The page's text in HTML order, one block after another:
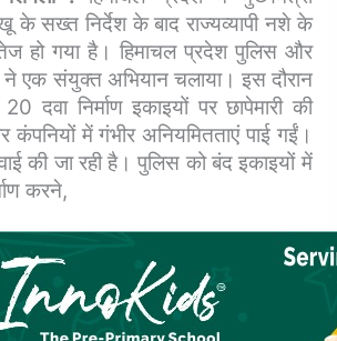
के सख्त निर्देश के बाद राज्यव्यापी नशे के
हो गया है। हिमाचल प्रदेश पुलिस और
ने एक संयुक्त अभियान चलाया। इस दौरान
दवा निर्माण इकाइयों पर छापेमारी की
में गंभीर अनियमितताएं पाई गईं।
की जा रही है।पुलिस को बंद इकाइयों में
करने,